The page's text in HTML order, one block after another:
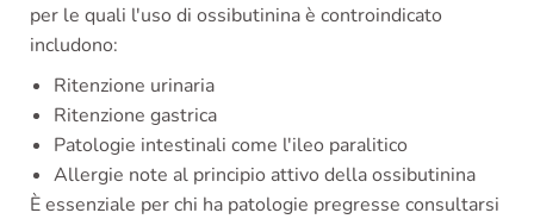
per le quali l'uso di ossibutinina è controindicato
includono:
Ritenzione urinaria
Ritenzione gastrica
Patologie intestinali come l'ileo paralitico
Allergie note al principio attivo della ossibutinina
È essenziale per chi ha patologie pregresse consultarsi